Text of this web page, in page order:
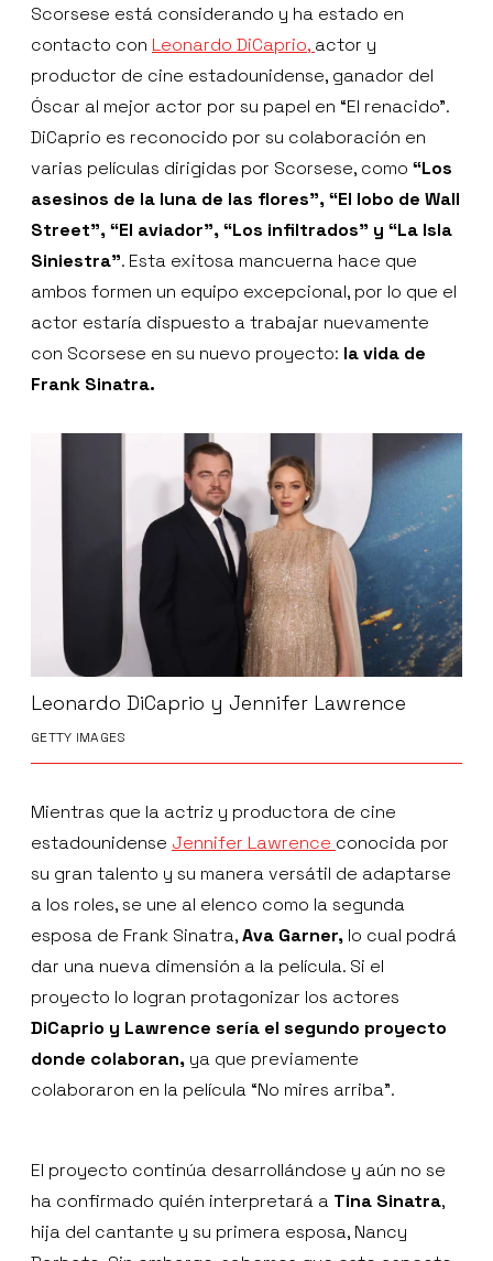
Scorsese está considerando y ha estado en
contacto con Leonardo DiCaprio, actor y
productor de cine estadounidense, ganador del
Óscar al mejor actor por su papel en “El renacido”.
DiCaprio es reconocido por su colaboración en
varias películas dirigidas por Scorsese, como “Los
asesinos de la luna de las flores”, “El lobo de Wall
Street”, “El aviador”, “Los infiltrados” y “La Isla
Siniestra”. Esta exitosa mancuerna hace que
ambos formen un equipo excepcional, por lo que el
actor estaría dispuesto a trabajar nuevamente
con Scorsese en su nuevo proyecto: la vida de
Frank Sinatra.
Leonardo DiCaprio y Jennifer Lawrence
GETTY IMAGES
Mientras que la actriz y productora de cine
estadounidense Jennifer Lawrence conocida por
su gran talento y su manera versátil de adaptarse
a los roles, se une al elenco como la segunda
esposa de Frank Sinatra,Ava Garner, lo cual podrá
dar una nueva dimensión a la película. Si el
proyecto lo logran protagonizar los actores
DiCaprio y Lawrence sería el segundo proyecto
donde colaboran, ya que previamente
colaboraron en la película “No mires arriba”.
El proyecto continúa desarrollándose y aún no se
ha confirmado quién interpretará a Tina Sinatra,
hija del cantante y su primera esposa, Nancy